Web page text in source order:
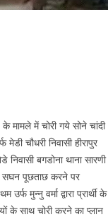
में चोरी गये सोने चांदी
चौधरी निवासी हीरापुर
बगडोना थाना सारणी
सघन पूछताछ करने पर
मुन्नु वर्मा द्वारा प्रार्थी के
के साथ चोरी करने का प्लान